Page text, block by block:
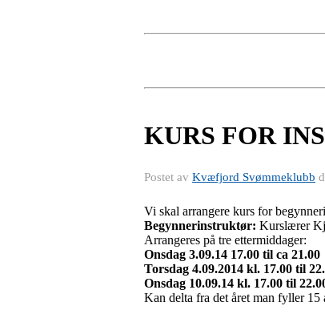
KURS FOR
Postet av Kvæfjord Svømmeklubb
Vi skal arrangere kurs for
Begynnerinstruktør: Kurslærer
Arrangeres på tre ettermiddager:
Onsdag 3.09.14 17.00 til ca 21.00
Torsdag 4.09.2014 kl. 17.00 til
Onsdag 10.09.14 kl. 17.00 til
Kan delta fra det året man fyller